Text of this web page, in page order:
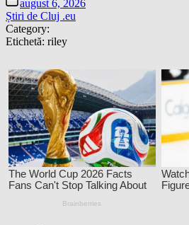
august 6, 2026
Știri de Cluj .eu
Category:
Etichetă: riley